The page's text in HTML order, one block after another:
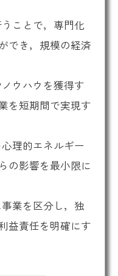
ことで，専門化
でき，規模の経済
ウハウを獲得す
を短期間で実現す
理的エネルギー
の影響を最小限に
業を区分し，独
益責任を明確にす